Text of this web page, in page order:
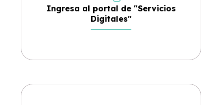
Ingresa al portal de "Servicios
Digitales"